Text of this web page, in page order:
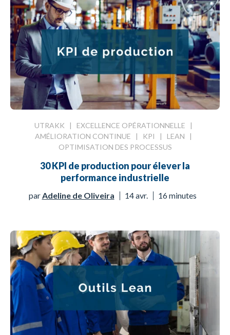
UTRAKK | EXCELLENCE OPÉRATIONNELLE |
AMÉLIORATION CONTINUE | KPI | LEAN |
OPTIMISATION DES PROCESSUS
30 KPI de production pour élever la
performance industrielle
par Adeline de Oliveira 14 avr. 16 minutes